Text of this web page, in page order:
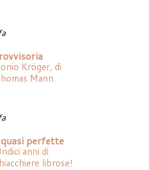
Kröger, di
Mann
perfette
anni di
librose!